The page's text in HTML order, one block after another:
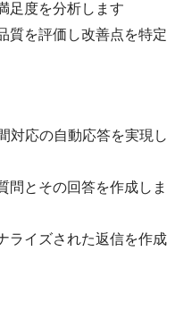
足度を分析します
質を評価し改善点を特定
対応の自動応答を実現し
問とその回答を作成しま
ライズされた返信を作成